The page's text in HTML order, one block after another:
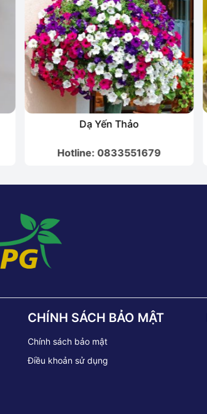
Dạ Yến Thảo
Hotline: 0833551679
CHÍNH SÁCH BẢO MẬT
Chính sách bảo mật
Điều khoản sử dụng